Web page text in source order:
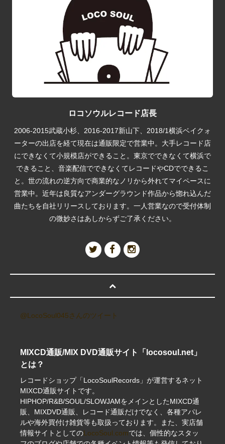
ロコソウルレコード店長
2006-2015武蔵小杉、2016-2017新山下、2018/1横浜ベイクォ
ーターの出店を経て現在は通販限定で営業中。大手レコード店
にできなくて小規模店ができること。東京でできなくて横浜で
できること、音楽配信でできなくてレコードやCDでできるこ
と。世の流れの逆方向で商業的なノリから外れてマイペースに
営業中。近年は良質なアンダーグラウンド作品から惚れ込んだ
曲たちを自社リリースしております。一人営業なので受付体制
の微妙さはあしからずご了承ください。
@LocoSoul045さんのツイート
MIXCD通販/MIX DVD通販サイト「locosoul.net」
とは？
レコードショップ「LocoSoulRecords」が運営するネット
MIXCD通販サイトです。
HIPHOP/R&B/SOUL/SLOWJAMをメインとしたMIXCD通
販、MIXDVD通販、レコード通販だけでなく、各種アパレ
ルや海外買付け雑貨等も取扱っております。また、実店舗
情報サイトとしてのLocoSoul.comでは、個性的なスタッ